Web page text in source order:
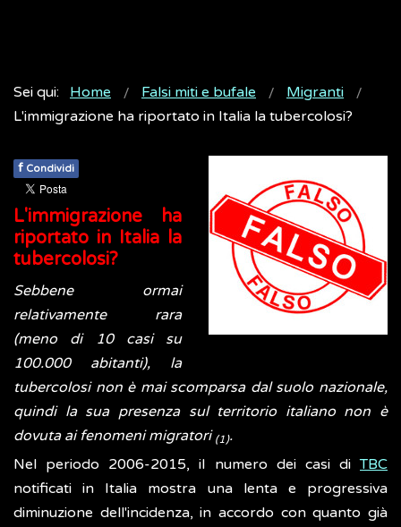
Sei qui: Home Falsi miti e bufale
Migranti
L'immigrazione ha riportato in Italia la tubercolosi?
f Condividi
L'immigrazione ha
riportato in Italia la
tubercolosi?
Sebbene ormai
relativamente rara
(meno di 10 casi su
100.000 abitanti), la
tubercolosi non è mai scomparsa dal suolo nazionale,
quindi la sua presenza sul territorio italiano non è
dovuta ai fenomeni migratori (1).
Nel periodo 2006-2015, il numero dei casi diTBC
notificati in Italia mostra una lenta e progressiva
diminuzione dell'incidenza, in accordo con quanto già